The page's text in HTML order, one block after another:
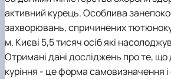
активний курець. Особлива
захворювань, спричинених
м. Києві 5,5 тисяч осіб які
Отримані дані досліджень про те, що
куріння - це форма самовизначення і